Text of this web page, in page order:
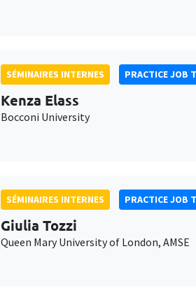
SÉMINAIRES INTERNES PRACTICE JOB
Kenza Elass
Bocconi University
SÉMINAIRES INTERNES PRACTICE JOB
Giulia Tozzi
Queen Mary University of London, AMSE